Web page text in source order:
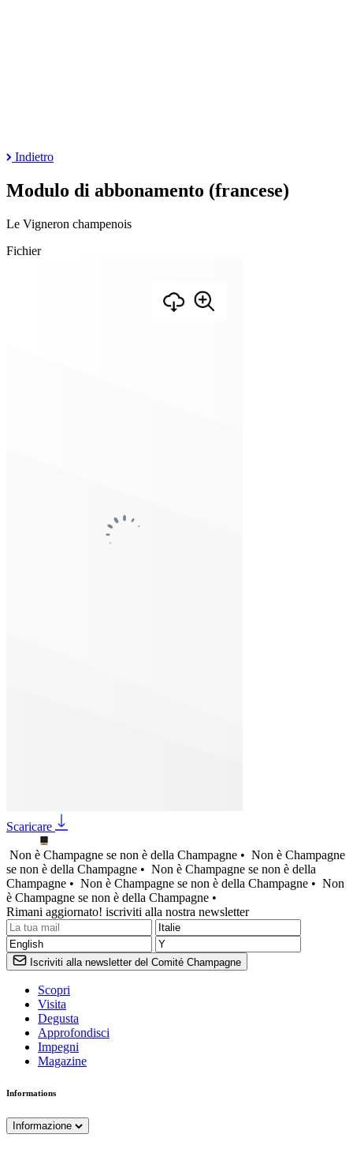
Indietro
Modulo di abbonamento (francese)
Le Vigneron champenois
Fichier
Scaricare
Non è Champagne se non è della Champagne • Non è Champagne
se non è della Champagne • Non è Champagne se non è della
Champagne • Non è Champagne se non è della Champagne • Non
è Champagne se non è della Champagne •
Rimani aggiornato! iscriviti alla nostra newsletter
Iscriviti alla newsletter del Comité Champagne
Scopri
Visita
Degusta
Approfondisci
Impegni
Magazine
Informations
Informazione